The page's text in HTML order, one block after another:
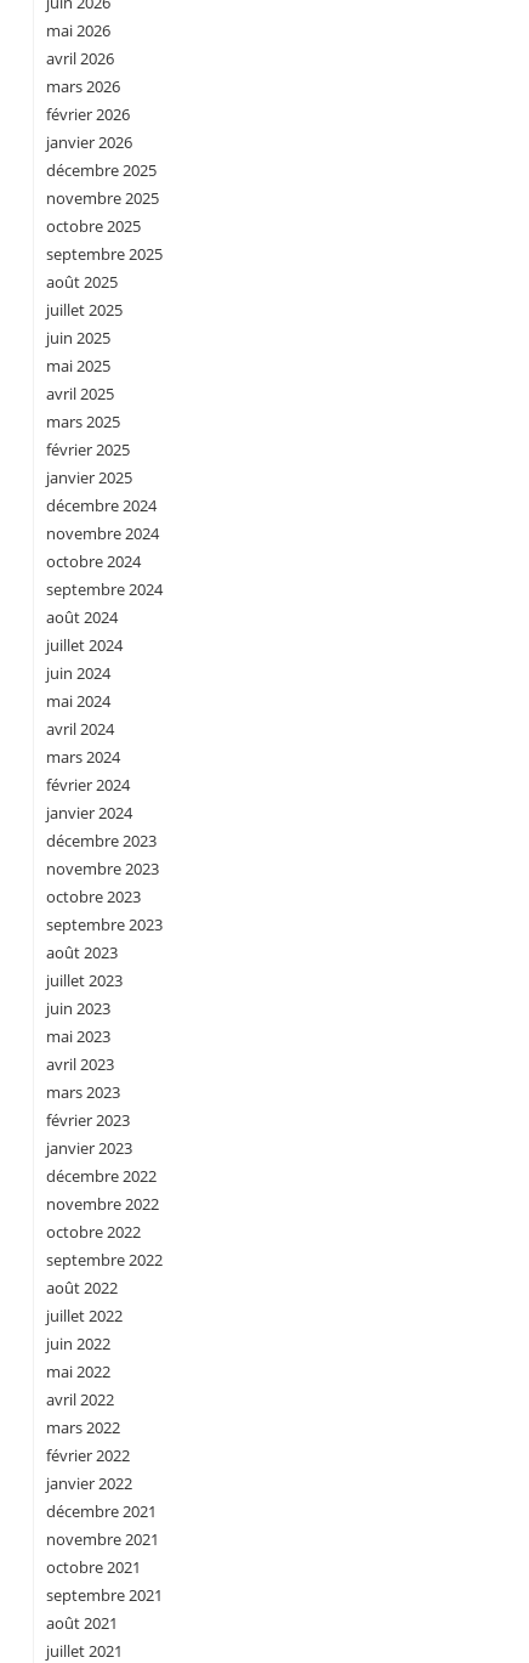
mai 2026
avril 2026
mars 2026
février 2026
janvier 2026
décembre 2025
novembre 2025
octobre 2025
septembre 2025
août 2025
juillet 2025
juin 2025
mai 2025
avril 2025
mars 2025
février 2025
janvier 2025
décembre 2024
novembre 2024
octobre 2024
septembre 2024
août 2024
juillet 2024
juin 2024
mai 2024
avril 2024
mars 2024
février 2024
janvier 2024
décembre 2023
novembre 2023
octobre 2023
septembre 2023
août 2023
juillet 2023
juin 2023
mai 2023
avril 2023
mars 2023
février 2023
janvier 2023
décembre 2022
novembre 2022
octobre 2022
septembre 2022
août 2022
juillet 2022
juin 2022
mai 2022
avril 2022
mars 2022
février 2022
janvier 2022
décembre 2021
novembre 2021
octobre 2021
septembre 2021
août 2021
juillet 2021